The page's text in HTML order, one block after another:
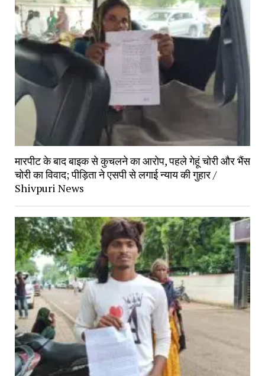
मारपीट के बाद बाइक से कुचलने का आरोप, पहले गेहूं चोरी और भैंस
चोरी का विवाद; पीड़िता ने एसपी से लगाई न्याय की गुहार /
Shivpuri News